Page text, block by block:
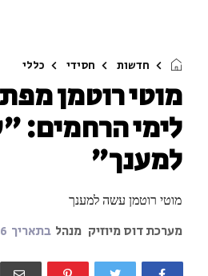
חדשות חסידי כללי
מוטי רוטמן
לימי הרחמים:
למענך"
מוטי רוטמן עשה למענך
מערכת דוס מיוזיק מנהל בתאריך